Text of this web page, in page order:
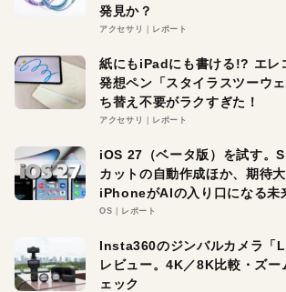
発見か？
アクセサリ レポート
紙にもiPadにも書ける!? エレ
発想ペン「スタイラスツーウ
ち替え不要がラクすぎた！
アクセサリ レポート
iOS 27（ベータ版）を試す。
カットの自動作成ほか、期待
iPhoneがAIの入り口になる未
OS レポート
Insta360のジンバルカメラ「
レビュー。4K／8K比較・ズー
ェック